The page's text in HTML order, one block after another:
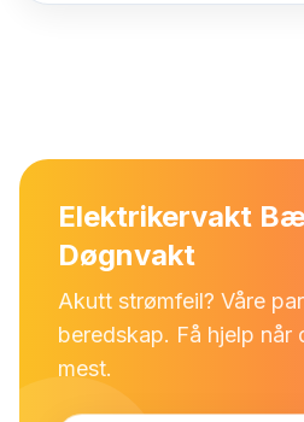
Elektrikervakt
Døgnvakt
Akutt strømfeil? Våre
beredskap. Få hjelp når
mest.